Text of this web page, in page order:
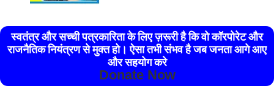
स्वतंत्र और सच्ची पत्रकारिता के लिए ज़रूरी है कि वो कॉरपोरेट और
राजनैतिक नियंत्रण से मुक्त हो। ऐसा तभी संभव है जब जनता आगे आए
और सहयोग करे
Donate Now